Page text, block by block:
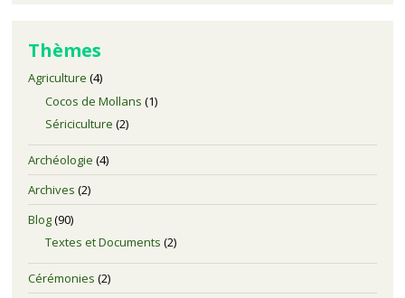
Thèmes
Agriculture (4)
Cocos de Mollans (1)
Sériciculture (2)
Archéologie (4)
Archives (2)
Blog(90)
Textes et Documents (2)
Cérémonies (2)